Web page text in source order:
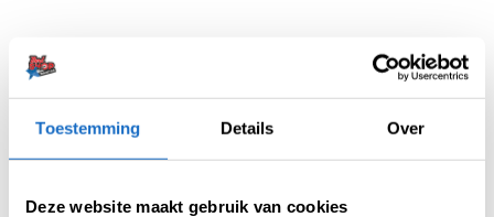
Toestemming Details Over
Deze website maakt gebruik van cookies
Artikelnummer:209770
Spelers Flights,Standaard